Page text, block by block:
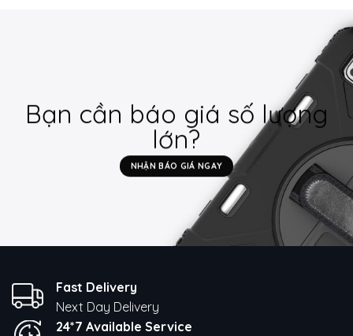
Bạn cần báo giá số lượng
lớn?
NHẬN BÁO GIÁ NGAY
Fast Delivery
Next Day Delivery
24*7 Available Service